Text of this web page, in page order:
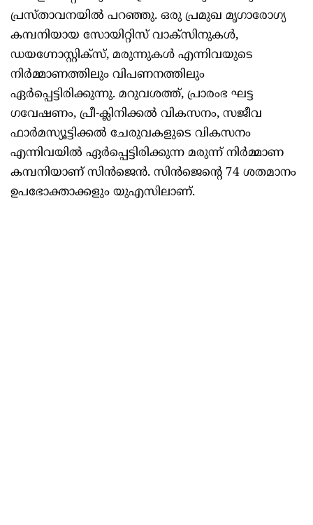
പ്രസ്താവനയിൽ പറഞ്ഞു. ഒരു പ്രമുഖ മൃഗാരോഗ്യ
കമ്പനിയായ സോയിറ്റിസ് വാക്സിനുകൾ,
ഡയഗ്നോസ്റ്റിക്സ്, മരുന്നുകൾ എന്നിവയുടെ
നിർമ്മാണത്തിലും വിപണനത്തിലും
ഏർപ്പെട്ടിരിക്കുന്നു. മറുവശത്ത്, പ്രാരംഭ ഘട്ട
ഗവേഷണം, പ്രീ-ക്ലിനിക്കൽ വികസനം, സജീവ
ഫാർമസ്യൂട്ടിക്കൽ ചേരുവകളുടെ വികസനം
എന്നിവയിൽ ഏർപ്പെട്ടിരിക്കുന്ന മരുന്ന് നിർമ്മാണ
കമ്പനിയാണ് സിൻജെൻ. സിൻജെന്റെ 74 ശതമാനം
ഉപഭോക്താക്കളും യുഎസിലാണ്.